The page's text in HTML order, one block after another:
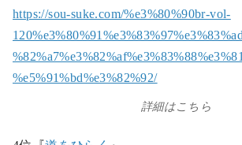
https://sou-suke.com/%e3%80%90br-vol-
%e5%91%bd%e3%82%92/
詳細はこちら